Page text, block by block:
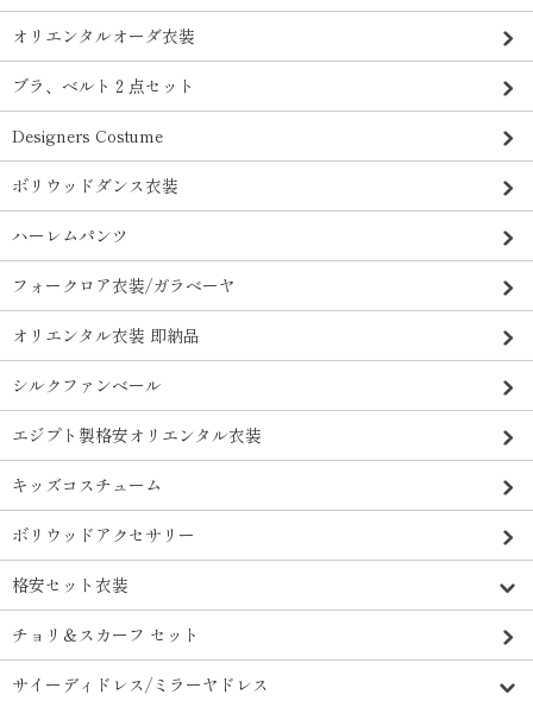
オリエンタルオーダ衣装
ブラ、ベルト２点セット
Designers Costume
ボリウッドダンス衣装
ハーレムパンツ
フォークロア衣装/ガラベーヤ
オリエンタル衣装 即納品
シルクファンベール
エジプト製格安オリエンタル衣装
キッズコスチューム
ボリウッドアクセサリー
格安セット衣装
チョリ＆スカーフ セット
サイーディドレス/ミラーヤドレス